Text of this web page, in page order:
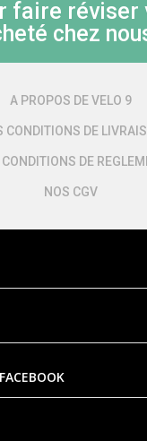
faire réviser
chez
A PROPOS DE VELO 9
CONDITIONS DE
CONDITIONS DE
NOS CGV